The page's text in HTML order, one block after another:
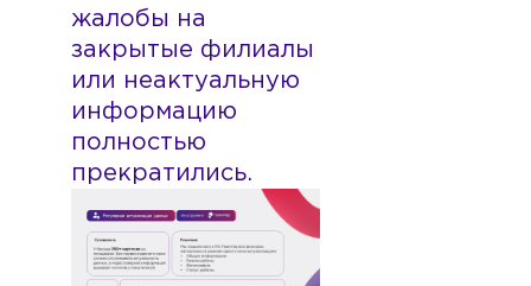
жалобы на
закрытые филиалы
или неактуальную
информацию
полностью
прекратились.